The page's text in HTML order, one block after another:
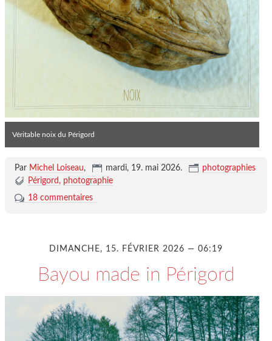
Véritable noix du Périgord
Par Michel Loiseau, mardi, 19. mai 2026.
photographies
Périgord
photographie
18 commentaires
DIMANCHE, 15. FÉVRIER 2026 — 06:19
Bayou made in Périgord